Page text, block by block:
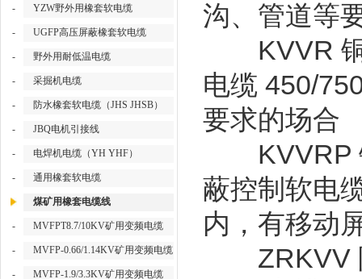
- YZW野外用橡套软电缆
- UGFP高压屏蔽橡套软电缆
- 野外用耐低温电缆
- 采掘机电缆
- 防水橡套软电缆（JHS JHSB）
- JBQ电机引接线
- 电焊机电缆（YH YHF）
- 通用橡套软电缆
煤矿用橡套电缆线
- MVFPT8.7/10KV矿用变频电缆
- MVFP-0.66/1.14KV矿用变频电缆
- MVFP-1.9/3.3KV矿用变频电缆
沟、管道等
KVVR
电缆 450/
要求的场合
KVVRP
蔽控制软电
内，有移动
ZRKVV